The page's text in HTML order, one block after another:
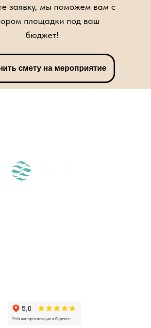
смету на мероприятие
заявку, мы поможем вам с
площадки под ваш
бюджет!